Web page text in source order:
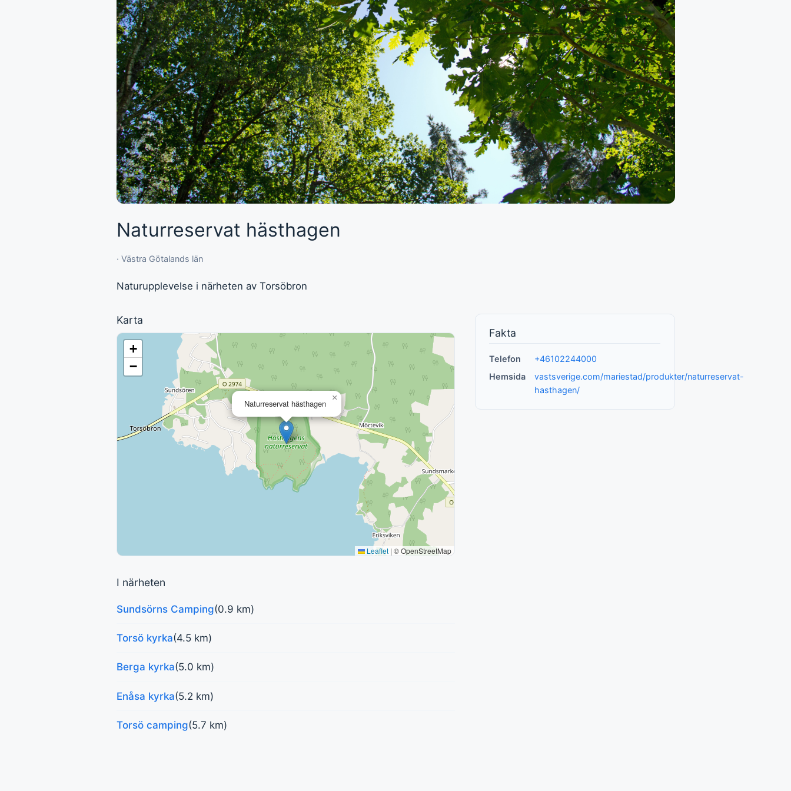
Naturreservat hästhagen
· Västra Götalands län
Naturupplevelse i närheten av Torsöbron
Karta
Naturreservat hästhagen
×
+
−
Leaflet | © OpenStreetMap
I närheten
Sundsörns Camping(0.9 km)
Torsö kyrka(4.5 km)
Berga kyrka(5.0 km)
Enåsa kyrka(5.2 km)
Torsö camping(5.7 km)
Fakta
Telefon
+46102244000
Hemsida
vastsverige.com/mariestad/produkter/naturreservat-
hasthagen/